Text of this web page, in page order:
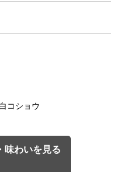
コショウ
味わいを見る